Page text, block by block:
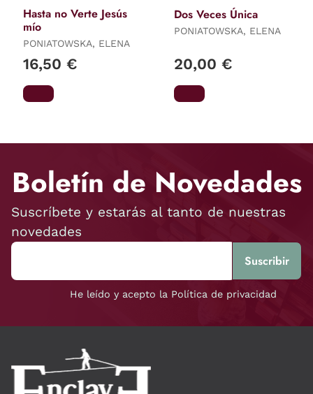
Hasta no Verte Jesús
mío
PONIATOWSKA, ELENA
16,50 €
Dos Veces Única
PONIATOWSKA, ELENA
20,00 €
Boletín de Novedades
Suscríbete y estarás al tanto de nuestras
novedades
He leído y acepto la Política de privacidad